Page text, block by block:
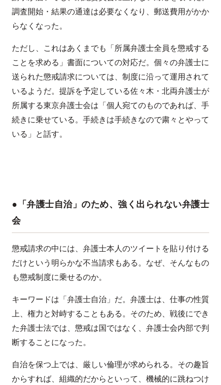
調査開始・結果の通達は必要なくなり、郵送費用がかか
らなくなった。
ただし、これはあくまでも「所属弁護士全員を懲戒する
ことを求める」書面についての対応だ。個々の弁護士に
送られた懲戒請求については、制度に沿って運用されて
いるようだ。提訴を予定している佐々木・北両弁護士が
所属する東京弁護士会は「個人宛てのものであれば、手
続きに乗せている。手続きは手続きなので粛々とやって
いる」と話す。
●「弁護士自治」のため、強く出られない弁護士
会
懲戒請求の中には、弁護士本人のツイートを貼り付ける
だけという明らかな不当請求もある。なぜ、そんなもの
も懲戒制度に乗せるのか。
キーワードは「弁護士自治」だ。弁護士は、仕事の性質
上、権力と対峙することもある。そのため、戦後にでき
た弁護士法では、懲戒は国ではなく、弁護士会内部で判
断することになった。
自治を保つ上では、厳しい倫理が求められる。その趣旨
からすれば、組織的だからといって、機械的に跳ねつけ